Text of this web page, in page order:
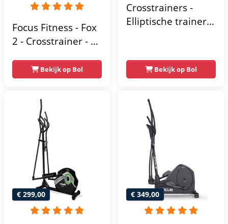
Focus Fitness - Fox
2 - Crosstrainer - 16
Weerstandsniveaus
Bekijk op Bol
Crosstrainers -
Elliptische trainer
- Magnetische
weerstand met 16
scherm - Zwart
Bekijk op Bol
€ 299,00 € 349,00